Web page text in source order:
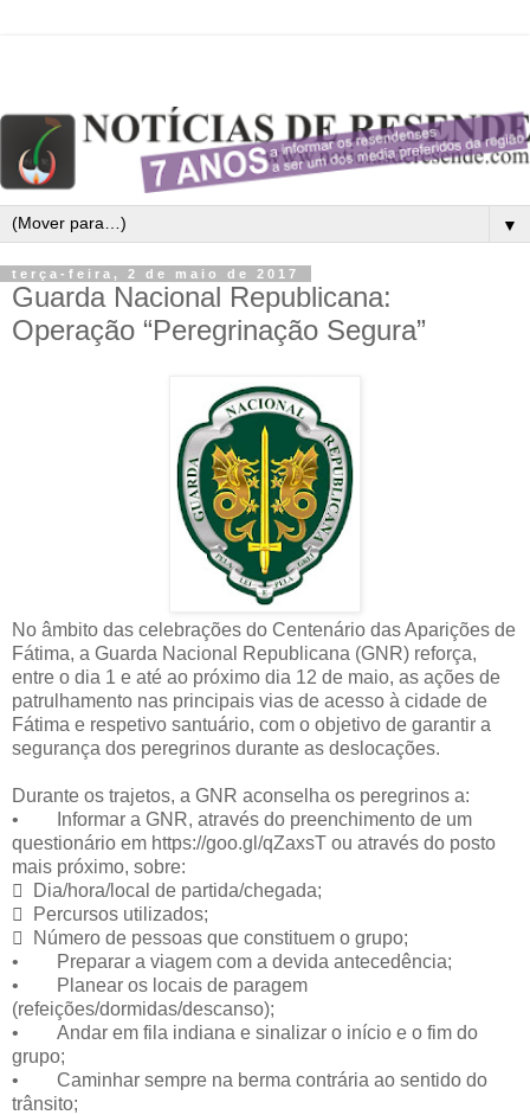
▼
terça-feira, 2 de maio de 2017
Guarda Nacional Republicana:
Operação “Peregrinação Segura”
No âmbito das celebrações do Centenário das Aparições de
Fátima, a Guarda Nacional Republicana (GNR) reforça,
entre o dia 1 e até ao próximo dia 12 de maio, as ações de
patrulhamento nas principais vias de acesso à cidade de
Fátima e respetivo santuário, com o objetivo de garantir a
segurança dos peregrinos durante as deslocações.
Durante os trajetos, a GNR aconselha os peregrinos a:
• Informar a GNR, através do preenchimento de um
questionário em https://goo.gl/qZaxsT ou através do posto
mais próximo, sobre:
 Dia/hora/local de partida/chegada;
 Percursos utilizados;
 Número de pessoas que constituem o grupo;
• Preparar a viagem com a devida antecedência;
• Planear os locais de paragem
(refeições/dormidas/descanso);
• Andar em fila indiana e sinalizar o início e o fim do
grupo;
• Caminhar sempre na berma contrária ao sentido do
trânsito;